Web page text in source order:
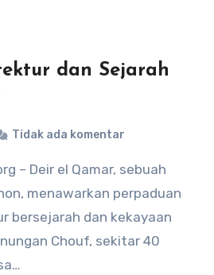
dan Sejarah
Tidak ada komentar
menawarkan perpaduan
bersejarah dan kekayaan
Chouf, sekitar 40